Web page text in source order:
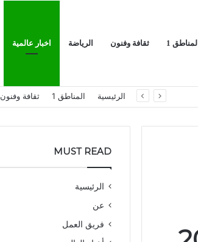
المناطق 1 ثقافة وفنون الرياضة اخبار عالمية
الرئيسية المناطق 1 ثقافة وفنون
MUST READ
الرئيسية
عن
فريق العمل